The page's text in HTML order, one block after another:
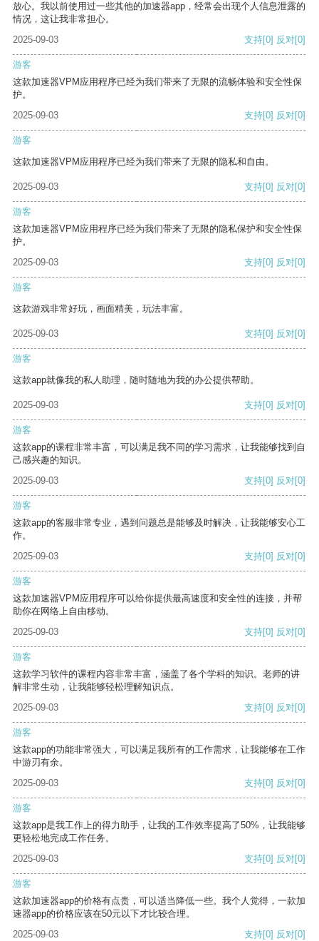
放心。我以前使用过一些其他的加速器app，经常会出现个人信息泄露的
情况，这让我非常担心。
2025-09-03
支持[0] 反对[0]
游客
这款加速器VPM应用程序已经为我们带来了无限的流畅体验和安全性保
护。
2025-09-03
支持[0] 反对[0]
游客
这款加速器VPM应用程序已经为我们带来了无限的隐私和自由。
2025-09-03 支持[0] 反对[0]
游客
这款加速器VPM应用程序已经为我们带来了无限的隐私保护和安全性保
护。
2025-09-03
支持[0] 反对[0]
游客
这款游戏非常好玩，画面精美，玩法丰富。
2025-09-03 支持[0] 反对[0]
游客
这款app就像我的私人助理，随时随地为我的办公提供帮助。
2025-09-03 支持[0] 反对[0]
游客
这款app的课程非常丰富，可以满足我不同的学习需求，让我能够找到自
己感兴趣的知识。
2025-09-03
支持[0] 反对[0]
游客
这款app的客服非常专业，遇到问题总是能够及时解决，让我能够安心工
作。
2025-09-03
支持[0] 反对[0]
游客
这款加速器VPM应用程序可以给你提供最高速度和安全性的连接，并帮
助你在网络上自由移动。
2025-09-03
支持[0] 反对[0]
游客
这款学习软件的课程内容非常丰富，涵盖了各个学科的知识。老师的讲
解非常生动，让我能够轻松理解知识点。
2025-09-03
支持[0] 反对[0]
游客
这款app的功能非常强大，可以满足我所有的工作需求，让我能够在工作
中游刃有余。
2025-09-03
支持[0] 反对[0]
游客
这款app是我工作上的得力助手，让我的工作效率提高了50%，让我能够
更轻松地完成工作任务。
2025-09-03
支持[0] 反对[0]
游客
这款加速器app的价格有点贵，可以适当降低一些。我个人觉得，一款加
速器app的价格应该在50元以下才比较合理。
2025-09-03
支持[0] 反对[0]